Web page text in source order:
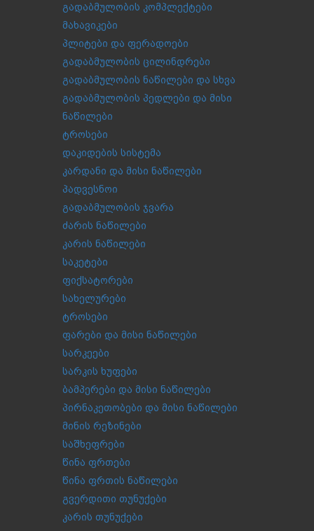
გადაბმულობის კომპლექტები
მახავიკები
პლიტები და ფერადოები
გადაბმულობის ცილინდრები
გადაბმულობის ნაწილები და სხვა
გადაბმულობის პედლები და მისი
ნაწილები
ტროსები
დაკიდების სისტემა
კარდანი და მისი ნაწილები
პადვესნოი
გადაბმულობის ჯვარა
ძარის ნაწილები
კარის ნაწილები
საკეტები
ფიქსატორები
სახელურები
ტროსები
ფარები და მისი ნაწილები
სარკეები
სარკის ხუფები
ბამპერები და მისი ნაწილები
პირნაკეთობები და მისი ნაწილები
მინის რეზინები
საშხეფრები
წინა ფრთები
წინა ფრთის ნაწილები
გვერდითი თუნუქები
კარის თუნუქები